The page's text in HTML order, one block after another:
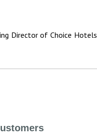
Director of Choice Hotels